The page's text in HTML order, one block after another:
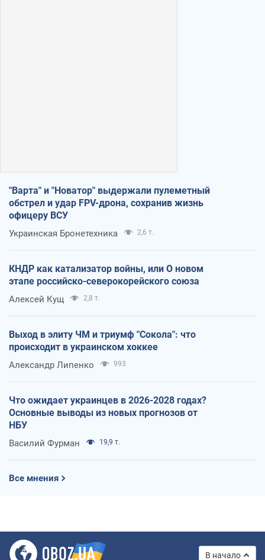
"Варта" и "Новатор" выдержали пулеметный
обстрел и удар FPV-дрона, сохранив жизнь
офицеру ВСУ
Украинская Бронетехника 2,6 т.
КНДР как катализатор войны, или О новом
этапе российско-северокорейского союза
Алексей Кущ 2,8 т.
Выход в элиту ЧМ и триумф "Сокола": что
происходит в украинском хоккее
Александр Липенко 993
Что ожидает украинцев в 2026-2028 годах?
Основные выводы из новых прогнозов от
НБУ
Василий Фурман 19,9 т.
Все мнения
В начало